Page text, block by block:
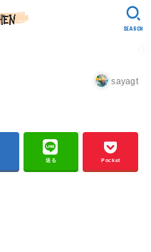
SEARCH
sayagt
送る Pocket